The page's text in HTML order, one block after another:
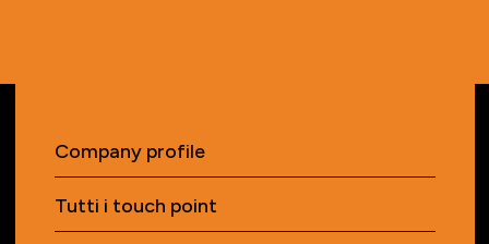
Company profile
Tutti i touch point